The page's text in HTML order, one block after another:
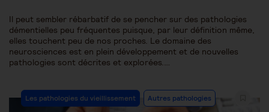
Il peut sembler rébarbatif de se pencher sur des pathologies
démentielles peu fréquentes puisque, par leur définition même,
elles touchent peu de nos proches. Le domaine des
neurosciences est en plein développement et de nouvelles
pathologies sont décrites et explorées.…
Post
Category:
Les pathologies du vieillissement Autres pathologies